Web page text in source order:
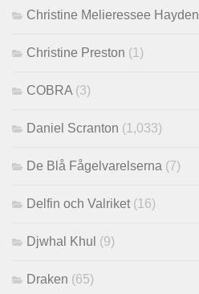
Christine Melieressee Hayden
Christine Preston (1)
COBRA (3)
Daniel Scranton (1,033)
De Blå Fågelvarelserna (7)
Delfin och Valriket (16)
Djwhal Khul (9)
Draken (65)